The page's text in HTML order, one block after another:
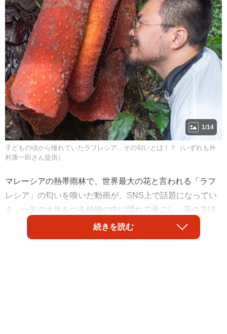
1/14
子どもの頃から憧れていたラフレシア…その匂いとは！？（いずれも外
村康一郎さん提供）
マレーシアの熱帯雨林で、世界最大の花と言われる「ラフ
レシア」の匂いを嗅いだ動画が、SNS上で話題になってい
る。一生の大半をつる植物の中に隠れて過ごし、花の見頃
はたった2～3日。アニメ「ポケットモンスター」のキャラ
クターでもお馴染みで、訪れた男性たちも子どもから憧れ
続きを読む